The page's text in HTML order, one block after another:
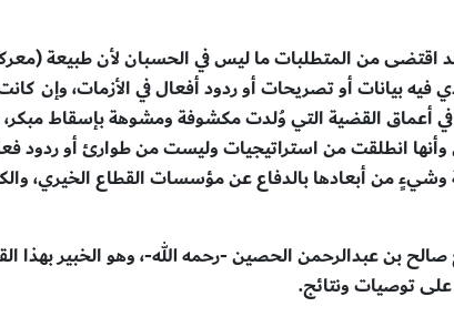
اقتضى من المتطلبات ما ليس في الحسبان لأن طبيعة
بيانات أو تصريحات أو ردود أفعال في الأزمات، وإن
أعماق القضية التي وُلدت مكشوفة ومشوهة بإسقاط
انطلقت من استراتيجيات وليست من طوارئ أو ردود
من أبعادها بالدفاع عن مؤسسات القطاع الخيري،
بن عبدالرحمن الحصين -رحمه الله-، وهو الخبير بهذا
على توصيات ونتائج.